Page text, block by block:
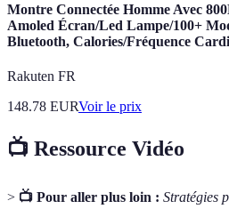
Montre Connectée Homme Avec
Amoled Écran/Led Lampe/100+
Bluetooth, Calories/Fréquence
Rakuten FR
148.78 EURVoir le prix
📺 Ressource Vidéo
> 📺 Pour aller plus loin : Stratégies